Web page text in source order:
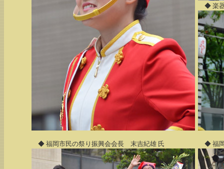
◆ 楽器
◆ 福岡市民の祭り振興会会長 末吉紀雄 氏 ◆ 福岡